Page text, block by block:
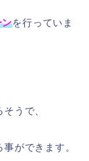
ンを行っていま
うで、
ができます。